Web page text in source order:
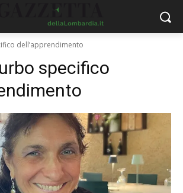
dell’apprendimento
specifico